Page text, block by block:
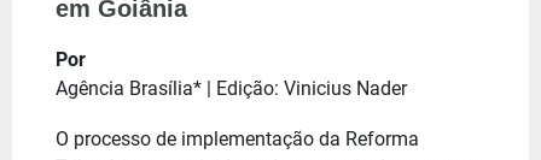
em Goiânia
Por
Agência Brasília* | Edição: Vinicius Nader
O processo de implementação da Reforma